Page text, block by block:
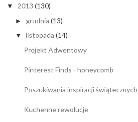
▼ 2013 (130)
► grudnia (13)
▼ listopada (14)
Projekt Adwentowy
Pinterest Finds - honeycomb
Poszukiwania inspiracji świątecznych
Kuchenne rewolucje